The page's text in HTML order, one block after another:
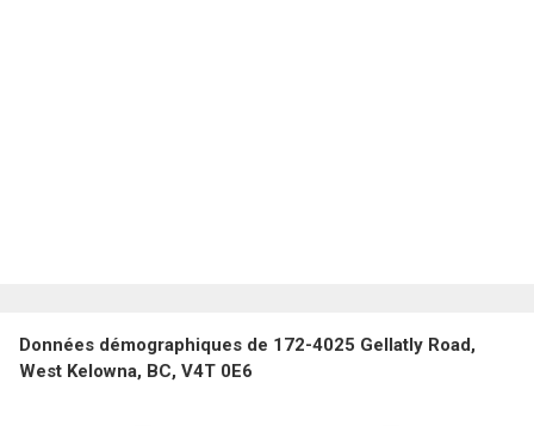
Données démographiques de 172-4025 Gellatly Road,
West Kelowna, BC, V4T 0E6